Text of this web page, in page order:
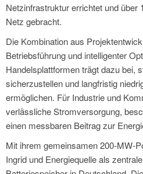
Netzinfrastruktur errichtet und über
Netz gebracht.
Die Kombination aus
Betriebsführung und intelligenter
Handelsplattformen trägt dazu bei,
sicherzustellen und langfristig
ermöglichen. Für Industrie und
verlässliche Stromversorgung,
einen messbaren Beitrag zur
Mit ihrem gemeinsamen 200-MW-
Ingrid und Energiequelle als